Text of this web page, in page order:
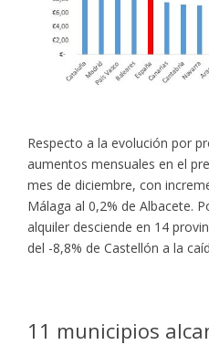
Respecto a la evolución por
aumentos mensuales en el
mes de diciembre, con
Málaga al 0,2% de Albacete.
alquiler desciende en 14
del -8,8% de Castellón a la
11 municipios